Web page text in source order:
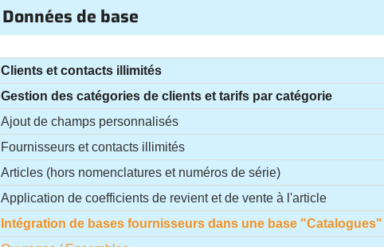
Données de base
Clients et contacts illimités
Gestion des catégories de clients et tarifs par catégorie
Ajout de champs personnalisés
Fournisseurs et contacts illimités
Articles (hors nomenclatures et numéros de série)
Application de coefficients de revient et de vente à l'article
Intégration de bases fournisseurs dans une base "Catalogues"